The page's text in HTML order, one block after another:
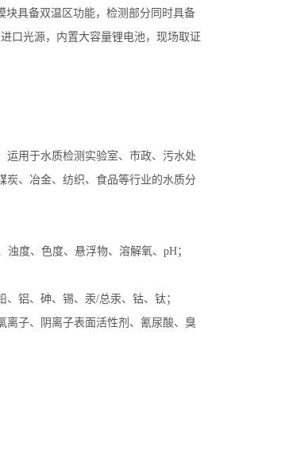
块具备双温区功能，检测部分同时具备
口光源，内置大容量锂电池，现场取证
运用于水质检测实验室、市政、污水处
炭、冶金、纺织、食品等行业的水质分
度、色度、悬浮物、溶解氧、pH；
铝、砷、锡、汞/总汞、钴、钛；
离子、阴离子表面活性剂、氰尿酸、臭